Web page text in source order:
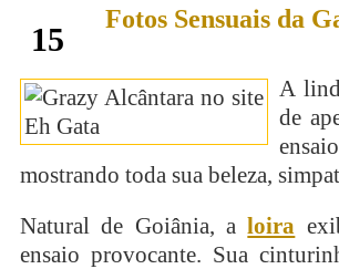
15
Fotos Sensuais da
A
de
mostrando toda sua beleza,
Natural de Goiânia, aloira
ensaio provocante. Sua